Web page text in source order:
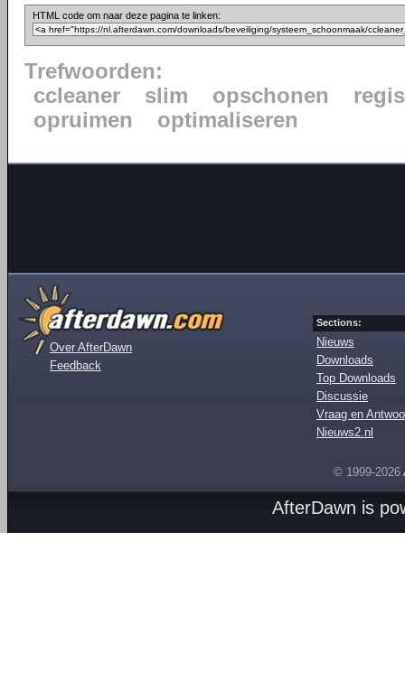
HTML code om naar deze pagina te linken:
Trefwoorden:
ccleaner
slim opschonen
opruimen
optimaliseren
Over AfterDawn
Feedback
Sections:
Nieuws
Downloads
Top Downloads
Discussie
Vraag en
Nieuws2.nl
© 1999-2026
AfterDawn is